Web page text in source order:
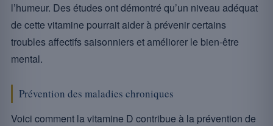
l’humeur. Des études ont démontré qu’un niveau adéquat
de cette vitamine pourrait aider à prévenir certains
troubles affectifs saisonniers et améliorer le bien-être
mental.
Prévention des maladies chroniques
Voici comment la vitamine D contribue à la prévention de